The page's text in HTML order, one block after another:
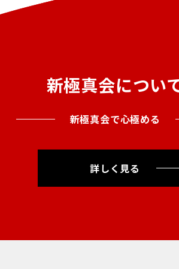
新極真会につい
新極真会で心極める
詳しく見る